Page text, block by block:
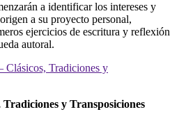
a identificar los intereses y
a su proyecto personal,
ejercicios de escritura y reflexión
autoral.
Tradiciones y
y Transposiciones